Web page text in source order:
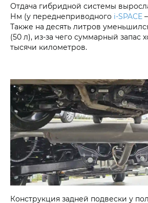
Отдача гибридной системы
Нм (у переднеприводного i‑SPACE
Также на десять литров
(50 л), из-за чего суммарный запас
тысячи километров.
Конструкция задней подвески у